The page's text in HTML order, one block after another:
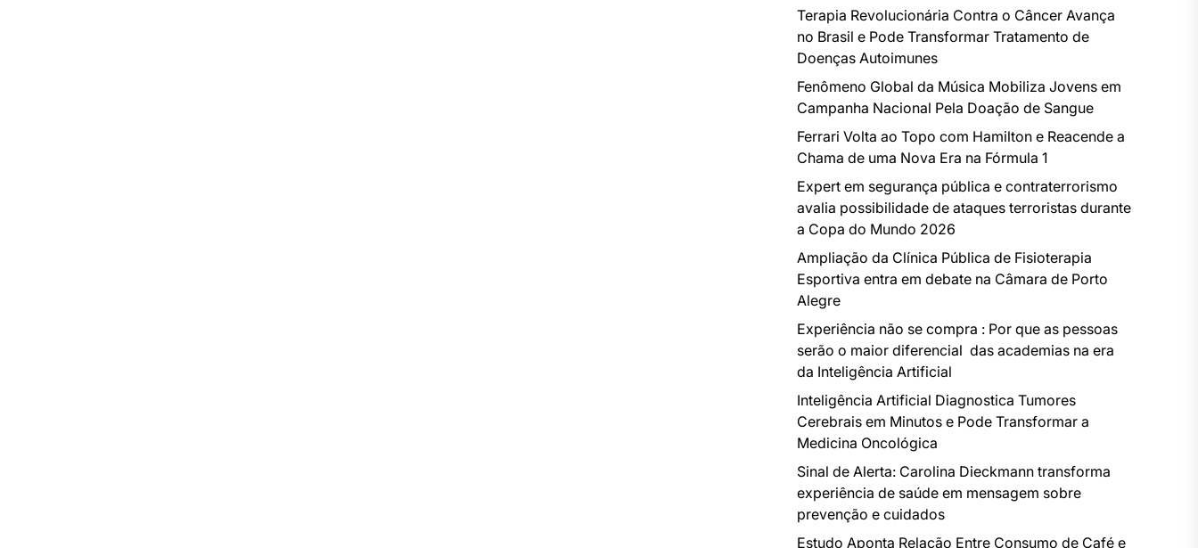
Terapia Revolucionária Contra o Câncer Avança
no Brasil e Pode Transformar Tratamento de
Doenças Autoimunes
Fenômeno Global da Música Mobiliza Jovens em
Campanha Nacional Pela Doação de Sangue
Ferrari Volta ao Topo com Hamilton e Reacende a
Chama de uma Nova Era na Fórmula 1
Expert em segurança pública e contraterrorismo
avalia possibilidade de ataques terroristas durante
a Copa do Mundo 2026
Ampliação da Clínica Pública de Fisioterapia
Esportiva entra em debate na Câmara de Porto
Alegre
Experiência não se compra : Por que as pessoas
serão o maior diferencial das academias na era
da Inteligência Artificial
Inteligência Artificial Diagnostica Tumores
Cerebrais em Minutos e Pode Transformar a
Medicina Oncológica
Sinal de Alerta: Carolina Dieckmann transforma
experiência de saúde em mensagem sobre
prevenção e cuidados
Estudo Aponta Relação Entre Consumo de Café e